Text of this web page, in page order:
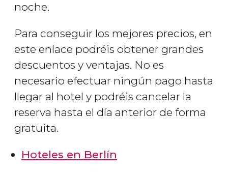
noche.
Para conseguir los mejores precios, en
este enlace podréis obtener grandes
descuentos y ventajas. No es
necesario efectuar ningún pago hasta
llegar al hotel y podréis cancelar la
reserva hasta el día anterior de forma
gratuita.
Hoteles en Berlín